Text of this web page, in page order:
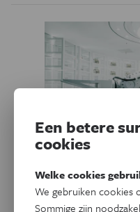
Eos
Een betere
cookies
Welke cookies
We gebruiken cookies
Sommige zijn